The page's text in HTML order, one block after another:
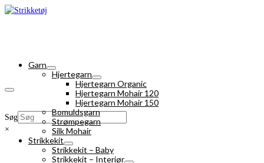
Søg
×
Garn
Hjertegarn
Hjertegarn Organic
Hjertegarn Mohair 120
Hjertegarn Mohair 150
Bomuldsgarn
Strømpegarn
Silk Mohair
Strikkekit
Strikkekit – Baby
Strikkekit – Interiør